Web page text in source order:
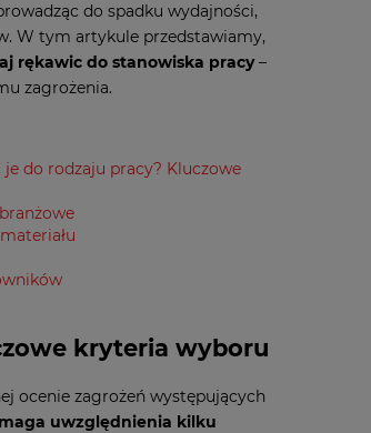
do spadku wydajności,
W tym artykule przedstawiamy,
rękawic do stanowiska pracy–
zagrożenia.
do rodzaju pracy? Kluczowe
kryteria wyboru
ocenie zagrożeń występujących
uwzględnienia kilku